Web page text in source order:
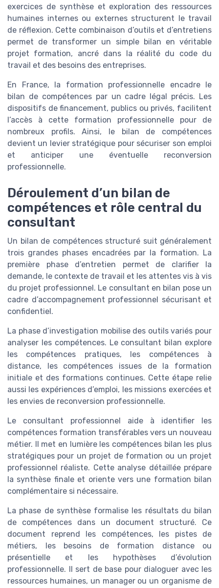
exercices de synthèse et exploration des ressources
humaines internes ou externes structurent le travail
de réflexion. Cette combinaison d’outils et d’entretiens
permet de transformer un simple bilan en véritable
projet formation, ancré dans la réalité du code du
travail et des besoins des entreprises.
En France, la formation professionnelle encadre le
bilan de compétences par un cadre légal précis. Les
dispositifs de financement, publics ou privés, facilitent
l’accès à cette formation professionnelle pour de
nombreux profils. Ainsi, le bilan de compétences
devient un levier stratégique pour sécuriser son emploi
et anticiper une éventuelle reconversion
professionnelle.
Déroulement d’un bilan de
compétences et rôle central du
consultant
Un bilan de compétences structuré suit généralement
trois grandes phases encadrées par la formation. La
première phase d’entretien permet de clarifier la
demande, le contexte de travail et les attentes vis à vis
du projet professionnel. Le consultant en bilan pose un
cadre d’accompagnement professionnel sécurisant et
confidentiel.
La phase d’investigation mobilise des outils variés pour
analyser les compétences. Le consultant bilan explore
les compétences pratiques, les compétences à
distance, les compétences issues de la formation
initiale et des formations continues. Cette étape relie
aussi les expériences d’emploi, les missions exercées et
les envies de reconversion professionnelle.
Le consultant professionnel aide à identifier les
compétences formation transférables vers un nouveau
métier. Il met en lumière les compétences bilan les plus
stratégiques pour un projet de formation ou un projet
professionnel réaliste. Cette analyse détaillée prépare
la synthèse finale et oriente vers une formation bilan
complémentaire si nécessaire.
La phase de synthèse formalise les résultats du bilan
de compétences dans un document structuré. Ce
document reprend les compétences, les pistes de
métiers, les besoins de formation distance ou
présentielle et les hypothèses d’évolution
professionnelle. Il sert de base pour dialoguer avec les
ressources humaines, un manager ou un organisme de